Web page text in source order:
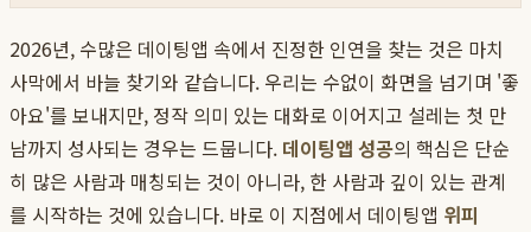
2026년, 수많은 데이팅앱 속에서 진정한 인연을 찾는 것은 마치
사막에서 바늘 찾기와 같습니다. 우리는 수없이 화면을 넘기며 '좋
아요'를 보내지만, 정작 의미 있는 대화로 이어지고 설레는 첫 만
남까지 성사되는 경우는 드뭅니다. 데이팅앱 성공의 핵심은 단순
히 많은 사람과 매칭되는 것이 아니라, 한 사람과 깊이 있는 관계
를 시작하는 것에 있습니다. 바로 이 지점에서 데이팅앱 위피